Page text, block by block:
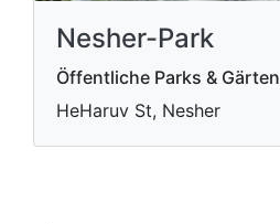
Nesher-Park
Öffentliche Parks & Gärten
HeHaruv St, Nesher